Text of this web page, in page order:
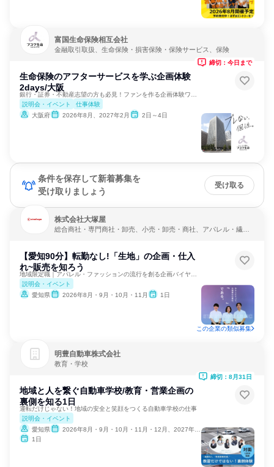
富国生命保険相互会社
金融取引取扱、生命保険・損害保険・保険サービス、保険
生命保険のアフターサービスを学ぶ企画体験
2days/大阪
説明会・イベント
仕事体験
大阪府
2026年8月、2027年2月 2日～4日
締切：今日まで
条件を保存して新着募集を
受け取りましょう
受け取る
株式会社大塚屋
総合商社・専門商社・卸売、小売・卸売・商社、アパレル・繊
【愛知90分】転勤なし!「生地」の企画・仕入
れ~販売を知ろう
説明会・イベント
愛知県
2026年8月・9月・10月・11月 1日
この企業の類似募集
明豊自動車株式会社
教育・学校
地域と人を繋ぐ自動車学校/教育・営業企画の
裏側を知る1日
運転だけじゃない！地域の安全と笑顔をつくる自動車学校の仕事
説明会・イベント
愛知県
2026年8月・9月・10月・11月・12月、2027年1月
1日
締切：8月31日